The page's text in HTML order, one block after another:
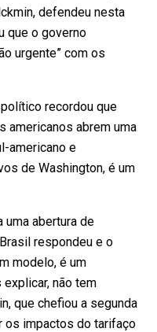
defendeu nesta
que o governo
urgente” com os
recordou que
americanos abrem uma
americano e
de Washington, é um
uma abertura de
respondeu e o
modelo, é um
não tem
que chefiou a segunda
os impactos do tarifaço